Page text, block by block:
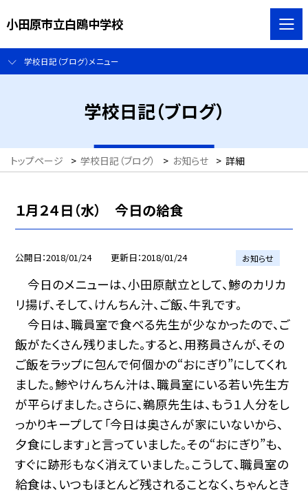
小田原市立白鴎中学校
学校日記（ブログ）メニュー
学校日記（ブログ）
トップページ > 学校日記（ブログ） > お知らせ > 詳細
１月２４日（水） 今日の給食
公開日 2018/01/24 更新日 2018/01/24 お知らせ
今日のメニューは、小田原献立として、鯵のカリカ
リ揚げ、そして、けんちん汁、ご飯、牛乳です。
今日は、職員室で食べる先生が少なかったので、ご
飯がたくさん残りました。すると、用務員さんが、その
ご飯をラップに包んで何個かの“おにぎり”にしてくれ
ました。鯵やけんちん汁は、職員室にいる若い先生方
が平らげました。さらに、鵜原先生は、もう１人分をし
っかりキープして「今日は奥さんが家にいないから、
夕食にします」と言っていました。その“おにぎり”も、
すぐに跡形もなく消えていました。こうして、職員室の
給食は、いつもほとんど残されることなく、ちゃんとき